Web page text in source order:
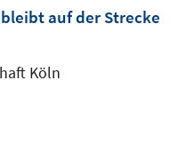
auf der Strecke
Köln